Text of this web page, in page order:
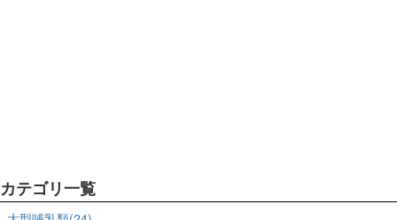
カテゴリ一覧